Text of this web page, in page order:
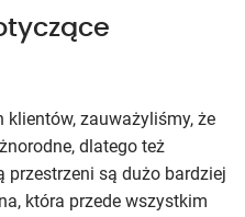
zauważyliśmy, że
dlatego też
przestrzeni są dużo bardziej
która przede wszystkim